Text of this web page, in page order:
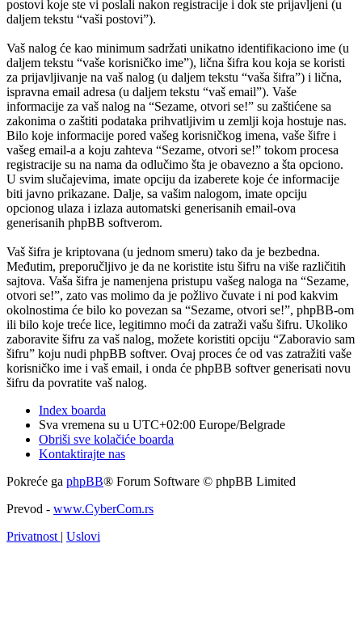
postovi koje ste vi poslali nakon registracije i dok ste prijavljeni (u
daljem tekstu “vaši postovi”).
Vaš nalog će kao minimum sadržati unikatno identifikaciono ime (u
daljem tekstu “vaše korisničko ime”), lična šifra kou koja se koristi
za prijavljivanje na vaš nalog (u daljem tekstu “vaša šifra”) i lična,
ispravna email adresa (u daljem tekstu “vaš email”). Vaše
informacije za vaš nalog na “Sezame, otvori se!” su zaštićene sa
zakonima o zaštiti podataka prihvatljivim u zemlji koja hostuje nas.
Bilo koje informacije pored vašeg korisničkog imena, vaše šifre i
vašeg email-a a koju zahteva “Sezame, otvori se!” tokom procesa
registracije su na nama da odlučimo šta je obavezno a šta opciono.
U svim slučajevima, imate opciju da izaberete koje će informacije
biti javno prikazane. Dalje, sa vašim nalogom, imate opciju
opcionog ulaza i izlaza automatski generisanih email-ova
generisanih phpBB softverom.
Vaš šifra je kriptovana (u jednom smeru) tako da je bezbedna.
Međutim, preporučljivo je da ne koristite istu šifru na više različitih
sajtova. Vaša šifra je namenjena pristupu vašeg naloga na “Sezame,
otvori se!”, zato vas molimo da je požlivo čuvate i ni pod kakvim
okolnostima će bilo ko povezan sa “Sezame, otvori se!”, phpBB-om
ili bilo koje treće lice, legitimno moći da zatraži vašu šifru. Ukoliko
zaboravite šifru za vaš nalog, možete koristiti opciju “Zaboravio sam
šifru” koju nudi phpBB softver. Ovaj proces će od vas zatražiti vaše
korisničko ime i vaš email, i onda će phpBB softver generisati novu
šifru da povratite vaš nalog.
Index boarda
Sva vremena su u UTC+02:00 Europe/Belgrade
Obriši sve kolačiće boarda
Kontaktirajte nas
Pokreće ga phpBB® Forum Software © phpBB Limited
Prevod - www.CyberCom.rs
Privatnost | Uslovi